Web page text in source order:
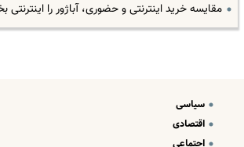
مقایسه خرید اینترنتی و حضوری، آباژور را
سیاسی
اقتصادی
اجتماعی